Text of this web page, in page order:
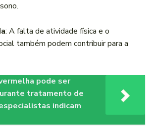
: A falta de atividade física e o
também podem contribuir para a
pode ser
tratamento de
indicam